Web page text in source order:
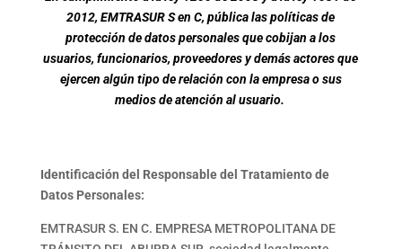
2012, EMTRASUR S en C, pública las políticas de
protección de datos personales que cobijan a los
usuarios, funcionarios, proveedores y demás actores que
ejercen algún tipo de relación con la empresa o sus
medios de atención al usuario.
Identificación del Responsable del Tratamiento de
Datos Personales:
EMTRASUR S. EN C. EMPRESA METROPOLITANA DE